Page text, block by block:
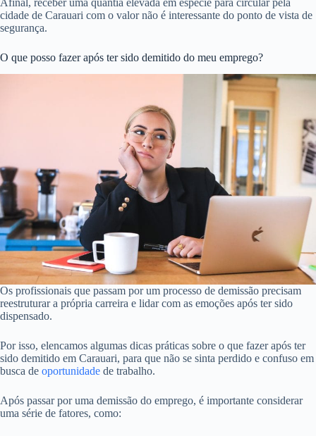
cidade de Carauari com o valor não é interessante do ponto de vista de
segurança.
O que posso fazer após ter sido demitido do meu emprego?
Os profissionais que passam por um processo de demissão precisam
reestruturar a própria carreira e lidar com as emoções após ter sido
dispensado.
Por isso, elencamos algumas dicas práticas sobre o que fazer após ter
sido demitido em Carauari, para que não se sinta perdido e confuso em
busca de oportunidade de trabalho.
Após passar por uma demissão do emprego, é importante considerar
uma série de fatores, como: